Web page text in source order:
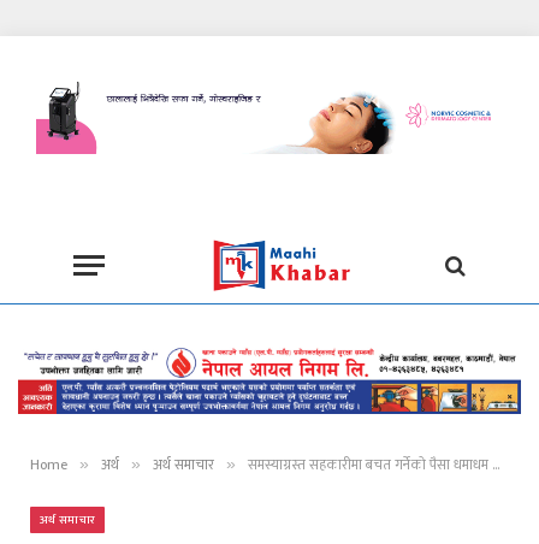
Home » अर्थ » अर्थ समाचार » समस्याग्रस्त सहकारीमा बचत गर्नेको पैसा धमाधम फिर्ता गरिँदै
अर्थ समाचार